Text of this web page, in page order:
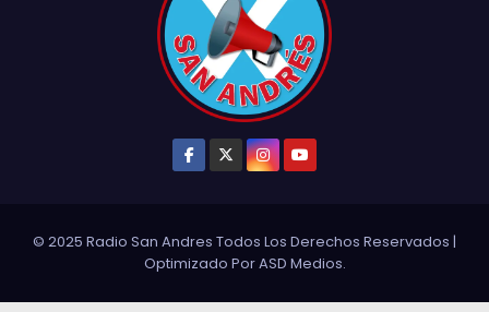
© 2025 Radio San Andres Todos Los Derechos Reservados |
Optimizado PorASD Medios.